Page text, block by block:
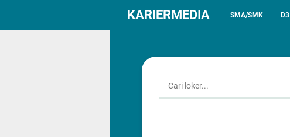
KARIERMEDIA SMA/SMK D3